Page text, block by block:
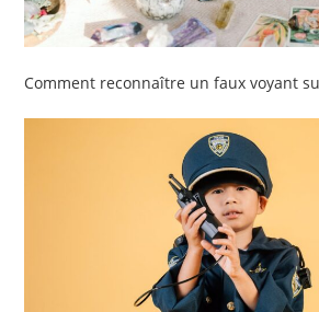
Comment reconnaître un faux voyant